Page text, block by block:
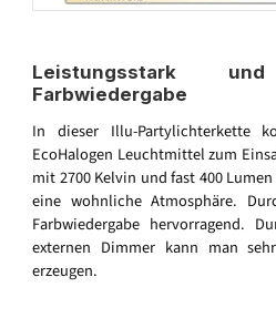
Leistungsstark
Farbwiedergabe
In dieser Illu-Partylichterkette
EcoHalogen Leuchtmittel zum
mit 2700 Kelvin und fast 400
eine wohnliche Atmosphäre.
Farbwiedergabe hervorragend.
externen Dimmer kann man
erzeugen.